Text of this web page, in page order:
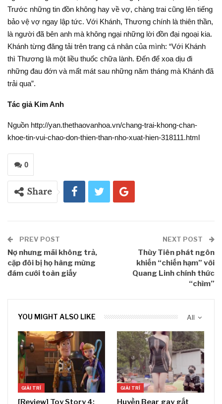
Trước những tin đồn không hay về vợ, chàng trai cũng lên tiếng
bảo vệ vợ ngay lập tức. Với Khánh, Thương chính là thiên thần,
là người đã bên anh mà không ngại những lời đồn đại ngoại kia.
Khánh từng đăng tải trên trang cá nhân của mình: “Với Khánh
thì Thương là một liều thuốc chữa lành. Đến để xoa dịu đi
những đau đớn và mất mát sau những năm tháng mà Khánh đã
trải qua”.
Tác giả Kim Anh
Nguồn http://yan.thethaovanhoa.vn/chang-trai-khong-chan-
khoe-tin-vui-chao-don-thien-than-nho-xuat-hien-318111.html
0
Share
PREV POST
Nợ nhưng mãi không trả,
cặp đôi bị họ hàng mừng
đám cưới toàn giấy
NEXT POST
Thùy Tiên phát ngôn
khiến “chiến hạm” với
Quang Linh chính thức
“chìm”
All
YOU MIGHT ALSO LIKE
GIẢI TRÍ
[Review] Toy Story 4:
GIẢI TRÍ
Huyền Bear gay gắt